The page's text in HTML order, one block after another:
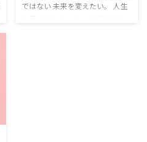
をしている人だけが 成長してい
ではない 未来を変えたい。 人生